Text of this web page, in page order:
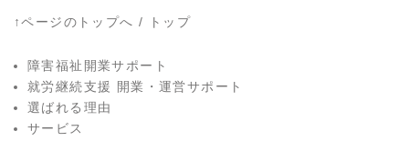
↑ページのトップへ / トップ
障害福祉開業サポート
就労継続支援 開業・運営サポート
選ばれる理由
サービス